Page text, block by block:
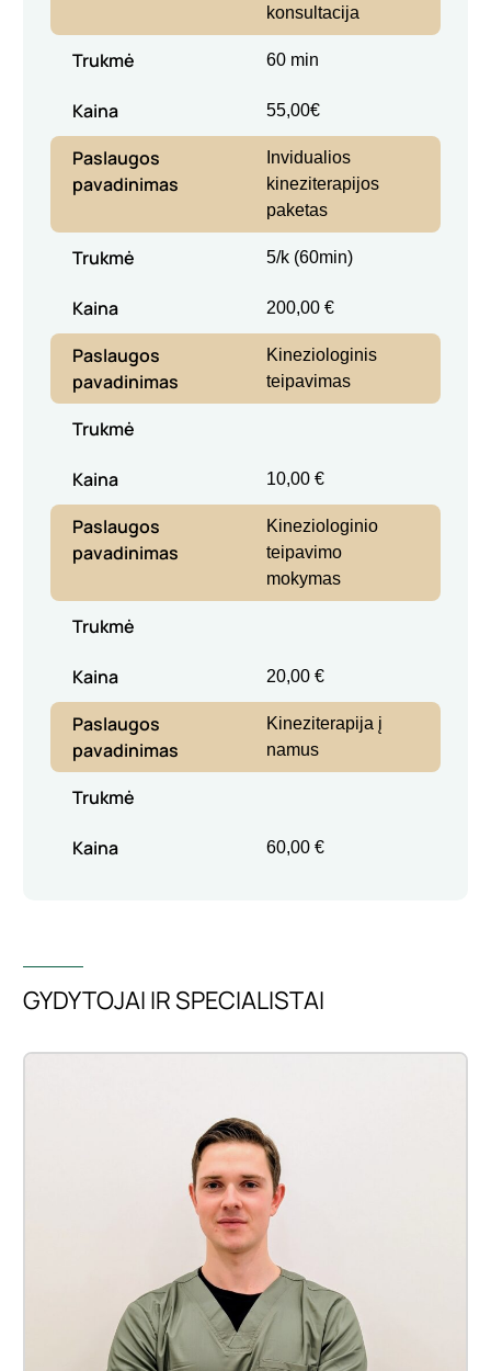
konsultacija
Trukmė 60 min
Kaina 55,00€
Paslaugos
pavadinimas
Invidualios
kineziterapijos
paketas
Trukmė 5/k (60min)
Kaina 200,00 €
Paslaugos
pavadinimas
Kineziologinis
teipavimas
Trukmė
Kaina 10,00 €
Paslaugos
pavadinimas
Kineziologinio
teipavimo
mokymas
Trukmė
Kaina 20,00 €
Paslaugos
pavadinimas
Kineziterapija į
namus
Trukmė
Kaina 60,00 €
GYDYTOJAI IR SPECIALISTAI